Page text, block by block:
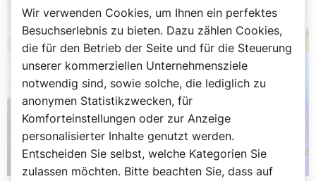
Wir verwenden Cookies, um Ihnen ein perfektes
Besuchserlebnis zu bieten. Dazu zählen Cookies,
die für den Betrieb der Seite und für die Steuerung
unserer kommerziellen Unternehmensziele
notwendig sind, sowie solche, die lediglich zu
anonymen Statistikzwecken, für
Komforteinstellungen oder zur Anzeige
personalisierter Inhalte genutzt werden.
Entscheiden Sie selbst, welche Kategorien Sie
zulassen möchten. Bitte beachten Sie, dass auf